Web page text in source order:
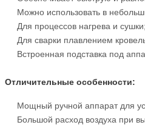
Можно использовать в
Для процессов нагрева и сушки;
Для сварки плавлением
Встроенная подставка под
Отличительные особенности:
Мощный ручной аппарат для
Большой расход воздуха при